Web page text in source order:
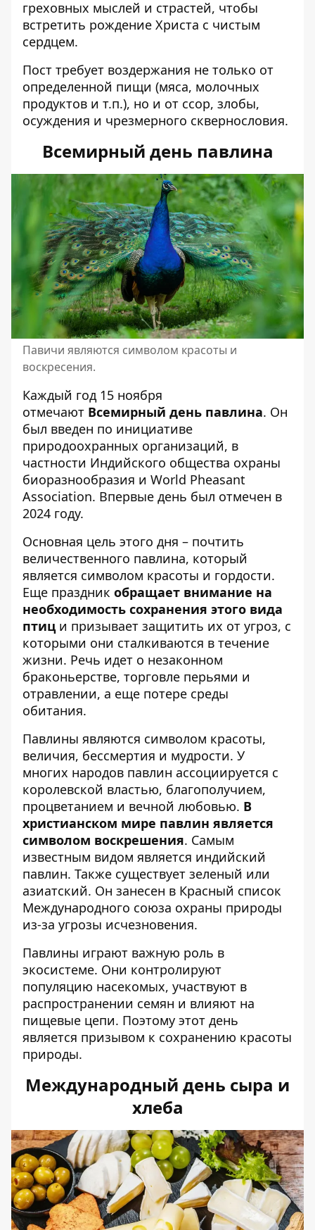
греховных мыслей и страстей, чтобы
встретить рождение Христа с чистым
сердцем.
Пост требует воздержания не только от
определенной пищи (мяса, молочных
продуктов и т.п.), но и от ссор, злобы,
осуждения и чрезмерного сквернословия.
Всемирный день павлина
Павичи являются символом красоты и
воскресения.
Каждый год 15 ноября
отмечают Всемирный день павлина. Он
был введен по инициативе
природоохранных организаций, в
частности Индийского общества охраны
биоразнообразия и World Pheasant
Association. Впервые день был отмечен в
2024 году.
Основная цель этого дня – почтить
величественного павлина, который
является символом красоты и гордости.
Еще праздник обращает внимание на
необходимость сохранения этого вида
птици призывает защитить их от угроз, с
которыми они сталкиваются в течение
жизни. Речь идет о незаконном
браконьерстве, торговле перьями и
отравлении, а еще потере среды
обитания.
Павлины являются символом красоты,
величия, бессмертия и мудрости. У
многих народов павлин ассоциируется с
королевской властью, благополучием,
процветанием и вечной любовью. В
христианском мире павлин является
символом воскрешения. Самым
известным видом является индийский
павлин. Также существует зеленый или
азиатский. Он занесен в Красный список
Международного союза охраны природы
из-за угрозы исчезновения.
Павлины играют важную роль в
экосистеме. Они контролируют
популяцию насекомых, участвуют в
распространении семян и влияют на
пищевые цепи. Поэтому этот день
является призывом к сохранению красоты
природы.
Международный день сыра и
хлеба